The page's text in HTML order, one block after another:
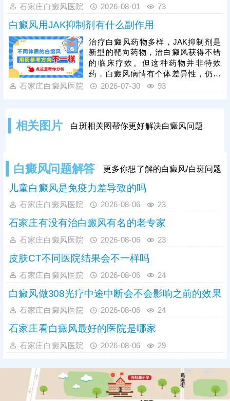
激，切勿让孩子使劲抓挠或胡乱涂抹
药物，以免刺激到白斑。儿童白癜风
病情多变，家长切勿拖延治疗，长期
拖延会导致白斑扩散、治疗难度提
升。临床中308激光治疗适配儿童肌
肤，安全性高、针对性强，能有效修
复受损黑色素细胞，是儿童白癜风的
优选治疗方式。
石家庄白癜风医院 2026-08-01 73
白癜风用JAK抑制剂有什么副作用
治疗白癜风药物多样，JAK抑制剂是
新型的靶向药物，治白癜风获得不错
的临床疗效。但这种药物并非特效
药，白癜风病情有个体差异性，仍然
需要结合病情针对性用药，个性化祛
红、瘙痒、刺痛、毛囊炎等。建议患
石家庄白癜风医院 2026-07-30 93
相关图片 白斑相关图帮你更好解决白癜风问题
白癜风问题解答 更多你想了解的白癜风/白斑问题
儿童白癜风是免疫力差导致的吗
石家庄白癜风医院 2026-08-06 23
石家庄有没有治白癜风有名的老专家
石家庄白癜风医院 2026-08-06 23
皮肤CT不同医院结果会不一样吗
石家庄白癜风医院 2026-08-06 24
白癜风做308光疗中途中断会不会影响之前的效果
石家庄白癜风医院 2026-08-06 24
石家庄看白癜风最好的医院是哪家
石家庄白癜风医院 2026-08-06 29